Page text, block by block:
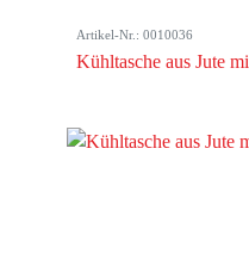
Artikel-Nr.: 0010036
Kühltasche aus Jute